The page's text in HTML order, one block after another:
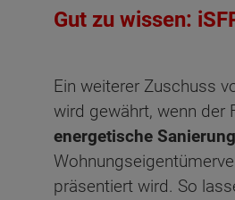
Gut zu wissen:
Ein weiterer Zuschuss
wird gewährt, wenn der
energetische Sanierung
präsentiert wird. So